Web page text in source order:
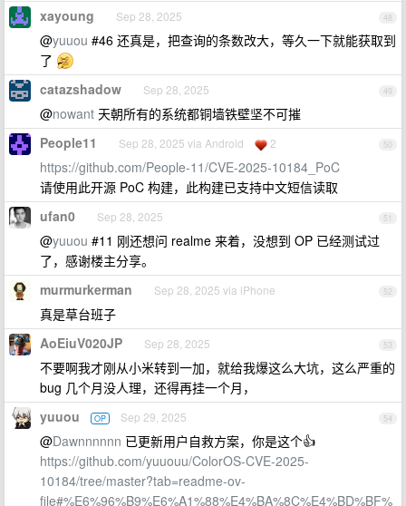
48
xayoung Sep 28, 2025
@yuuou #46 还真是，把查询的条数改大，等久一下就能获取到
了
49
catazshadow Sep 28, 2025
@nowant 天朝所有的系统都铜墙铁壁坚不可摧
50
People11 Sep 28, 2025 via Android 2
https://github.com/People-11/CVE-2025-10184_PoC
请使用此开源 PoC 构建，此构建已支持中文短信读取
51
ufan0 Sep 28, 2025
@yuuou #11 刚还想问 realme 来着，没想到 OP 已经测试过
了，感谢楼主分享。
52
murmurkerman Sep 28, 2025 via iPhone
真是草台班子
53
AoEiuV020JP Sep 28, 2025
不要啊我才刚从小米转到一加，就给我爆这么大坑，这么严重的
bug 几个月没人理，还得再挂一个月，
54
yuuou OP Sep 29, 2025
@Dawnnnnnn 已更新用户自救方案，你是这个👍
https://github.com/yuuouu/ColorOS-CVE-2025-
10184/tree/master?tab=readme-ov-
file#%E6%96%B9%E6%A1%88%E4%BA%8C%E4%BD%BF%